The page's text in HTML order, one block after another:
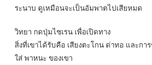
ระนาบ ดูเหมือนจะเป็นอัมพาตไปเสียหมด
วิทยา กดปุ่มไซเรน เพื่อเปิดทาง
สิ่งที่เขาได้รับคือ เสียงตะโกน ด่าทอ และกา
ใส่ พาหนะ ของเขา